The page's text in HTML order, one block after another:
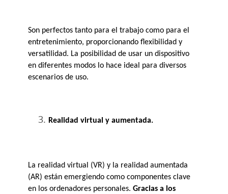
Son perfectos tanto para el trabajo como para el
entretenimiento, proporcionando flexibilidad y
versatilidad. La posibilidad de usar un dispositivo
en diferentes modos lo hace ideal para diversos
escenarios de uso​.
Realidad virtual y aumentada.
La realidad virtual (VR) y la realidad aumentada
(AR) están emergiendo como componentes clave
en los ordenadores personales. Gracias a los